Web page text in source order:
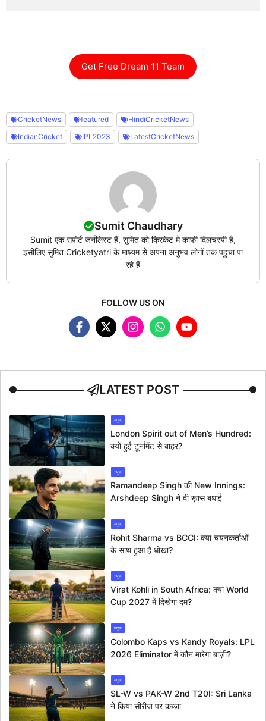
Get Free Dream 11 Team
CricketNews featured
HindiCricketNews
IndianCricket
IPL2023 LatestCricketNews
Sumit Chaudhary
Sumit एक सपोर्ट जर्नलिस्ट हैं, सुमित को क्रिकेट मे काफी दिलचस्पी है,
इसीलिए सुमित Cricketyatri के माध्यम से अपना अनुभव लोगों तक पहुचा पा
रहे हैं
FOLLOW US ON
LATEST POST
न्यूज
London Spirit out of Men’s Hundred:
क्यों हुई टूर्नामेंट से बाहर?
न्यूज
Ramandeep Singh की New Innings:
Arshdeep Singh ने दी ख़ास बधाई
न्यूज
Rohit Sharma vs BCCI: क्या चयनकर्ताओं
के साथ हुआ है धोखा?
न्यूज
Virat Kohli in South Africa: क्या World
Cup 2027 में दिखेगा दम?
न्यूज
Colombo Kaps vs Kandy Royals: LPL
2026 Eliminator में कौन मारेगा बाज़ी?
न्यूज
SL-W vs PAK-W 2nd T20I: Sri Lanka
ने किया सीरीज पर कब्जा